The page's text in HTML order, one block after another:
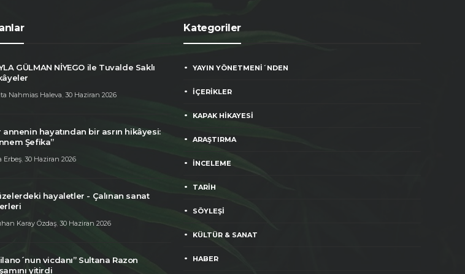
GÜLMAN NİYEGO ile Tuvalde Saklı
Nahmias Haleva, 30 Haziran 2026
annenin hayatından bir asrın hikâyesi:
Şefika”
Erbeş, 30 Haziran 2026
hayaletler - Çalınan sanat
Karay Özdaş, 30 Haziran 2026
vicdanı” Sultana Razon
yitirdi
Kategoriler
YAYIN YÖNETMENİ´NDEN
İÇERİKLER
KAPAK HİKAYESİ
ARAŞTIRMA
İNCELEME
TARİH
SÖYLEŞİ
KÜLTÜR & SANAT
HABER